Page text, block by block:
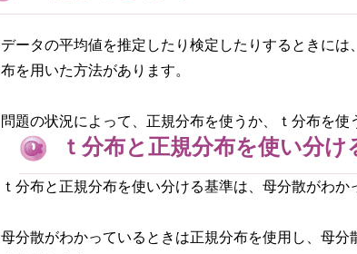
データの平均値を推定したり検定したりするときに
布を用いた方法があります。
問題の状況によって、正規分布を使うか、ｔ分布を使
ｔ分布と正規分布を使い分け
ｔ分布と正規分布を使い分ける基準は、母分散がわか
母分散がわかっているときは正規分布を使用し、母